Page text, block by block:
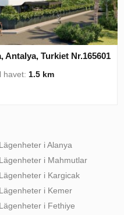
Antalya, Turkiet Nr.165601
havet: 1.5 km
Lägenheter i Alanya
Lägenheter i Mahmutlar
Lägenheter i Kargicak
Lägenheter i Kemer
Lägenheter i Fethiye